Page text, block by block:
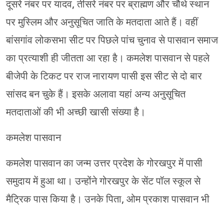
दूसरे नंबर पर यादव, तीसरे नंबर पर ब्राह्मण और चौथे स्थान
पर मुस्लिम और अनुसूचित जाति के मतदाता आते हैं। वहीं
बांसगांव लोकसभा सीट पर पिछले पांच चुनाव से पासवान समाज
का प्रत्याशी ही जीतता आ रहा है। कमलेश पासवान से पहले
बीजेपी के टिकट पर राज नारायण पासी इस सीट से दो बार
सांसद बन चुके हैं। इसके अलावा यहां अन्य अनुसूचित
मतदाताओं की भी अच्छी खासी संख्या है।
कमलेश पासवान
कमलेश पासवान का जन्म उत्तर प्रदेश के गोरखपुर में पासी
समुदाय में हुआ था। उन्होंने गोरखपुर के सेंट पॉल स्कूल से
मैट्रिक पास किया है। उनके पिता, ओम प्रकाश पासवान भी